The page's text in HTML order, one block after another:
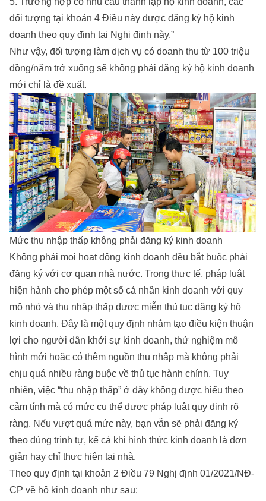
đối tượng tại khoản 4 Điều này được đăng ký hộ kinh
doanh theo quy định tại Nghị định này.”
Như vậy, đối tượng làm dịch vụ có doanh thu từ 100 triệu
đồng/năm trở xuống sẽ không phải đăng ký hộ kinh doanh
mới chỉ là đề xuất.
Mức thu nhập thấp không phải đăng ký kinh doanh
Không phải mọi hoạt động kinh doanh đều bắt buộc phải
đăng ký với cơ quan nhà nước. Trong thực tế, pháp luật
hiện hành cho phép một số cá nhân kinh doanh với quy
mô nhỏ và thu nhập thấp được miễn thủ tục đăng ký hộ
kinh doanh. Đây là một quy định nhằm tạo điều kiện thuận
lợi cho người dân khởi sự kinh doanh, thử nghiệm mô
hình mới hoặc có thêm nguồn thu nhập mà không phải
chịu quá nhiều ràng buộc về thủ tục hành chính. Tuy
nhiên, việc “thu nhập thấp” ở đây không được hiểu theo
cảm tính mà có mức cụ thể được pháp luật quy định rõ
ràng. Nếu vượt quá mức này, bạn vẫn sẽ phải đăng ký
theo đúng trình tự, kể cả khi hình thức kinh doanh là đơn
giản hay chỉ thực hiện tại nhà.
Theo quy định tại khoản 2 Điều 79 Nghị định 01/2021/NĐ-
CP về hộ kinh doanh như sau: